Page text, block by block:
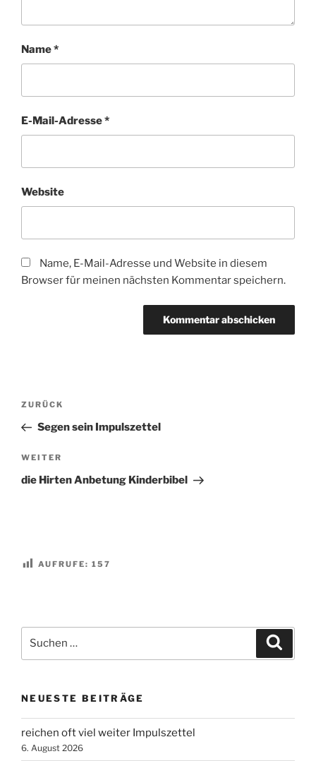
Name*
E-Mail-Adresse*
Website
Name, E-Mail-Adresse und Website in diesem
Browser für meinen nächsten Kommentar speichern.
Beitragsnavigation
Vorheriger
Beitrag
ZURÜCK
Segen sein Impulszettel
Nächster
Beitrag
WEITER
die Hirten Anbetung Kinderbibel
AUFRUFE: 157
nach:
NEUESTE BEITRÄGE
reichen oft viel weiter Impulszettel
6. August 2026